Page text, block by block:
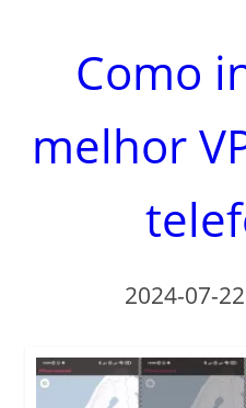
Como
melhor
2024-07-22